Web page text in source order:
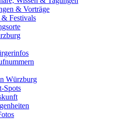
& Vorträge
& Festivals
Würzburg
Spots